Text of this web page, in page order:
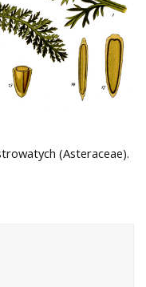
(Asteraceae).